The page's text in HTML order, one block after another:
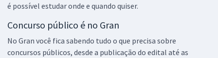
é possível estudar onde e quando quiser.
Concurso público é no Gran
No Gran você fica sabendo tudo o que precisa sobre
concursos públicos, desde a publicação do edital até as